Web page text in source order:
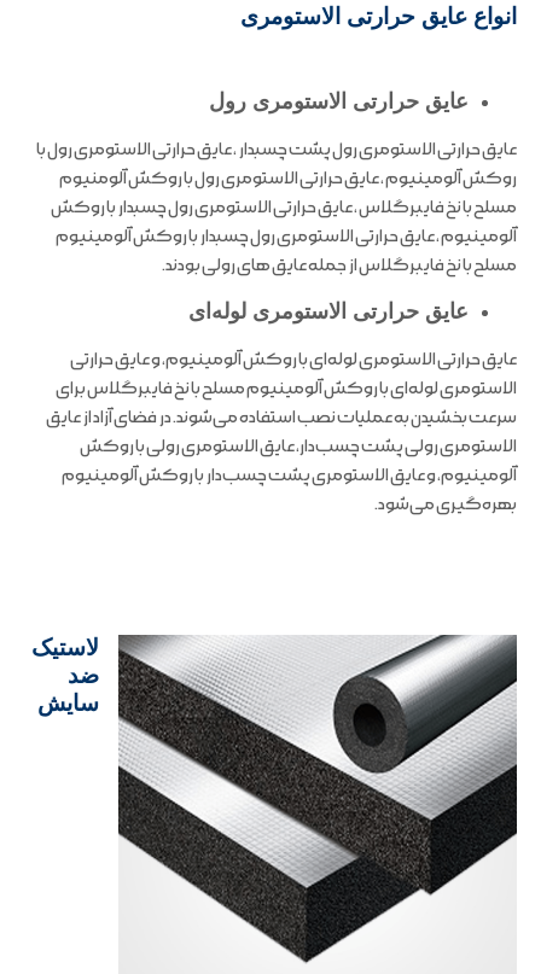
انواع عایق حرارتی الاستومری
عایق حرارتی الاستومری رول
عایق حرارتی الاستومری رول پشت چسبدار ، عایق حرارتی الاستومری رول با
روکش آلومینیوم ، عایق حرارتی الاستومری رول با روکش آلومنیوم
مسلح با نخ فایبرگلاس ، عایق حرارتی الاستومری رول چسبدار با روکش
آلومینیوم ، عایق حرارتی الاستومری رول چسبدار با روکش آلومینیوم
مسلح با نخ فایبرگلاس از جمله عایق های رولی بودند.
عایق حرارتی الاستومری لوله‌ای
عایق حرارتی الاستومری لوله‌ای با روکش آلومینیوم، و عایق حرارتی
الاستومری لوله‌ای با روکش آلومینیوم مسلح با نخ فایبرگلاس برای
سرعت بخشیدن به عملیات نصب استفاده می‌شوند. در فضای آزاد از عایق
الاستومری رولی پشت چسب‌دار، عایق الاستومری رولی با روکش
آلومینیوم، و عایق الاستومری پشت چسب‌دار با روکش آلومینیوم
بهره‌گیری می‌شود.
لاستیک
ضد
سایش